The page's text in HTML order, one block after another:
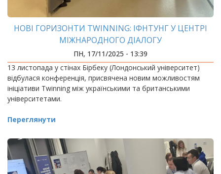
НОВІ ГОРИЗОНТИ TWINNING: ІФНТУНГ У ЦЕНТРІ
МІЖНАРОДНОГО ДІАЛОГУ
ПН, 17/11/2025 - 13:39
13 листопада у стінах Бірбеку (Лондонський університет)
відбулася конференція, присвячена новим можливостям
ініціативи Twinning між українськими та британськими
університетами.
Переглянути